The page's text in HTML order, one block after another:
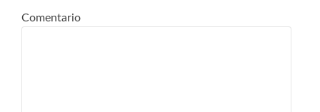
Comentario